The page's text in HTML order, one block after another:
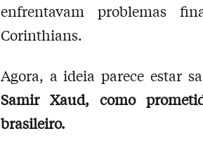
enfrentavam problemas
Corinthians.
Agora, a ideia parece estar
Samir Xaud, como
brasileiro.